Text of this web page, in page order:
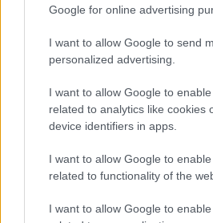
Google for online advertising
I want to allow Google to send
personalized advertising.
I want to allow Google to
related to analytics like cookies
device identifiers in apps.
I want to allow Google to
related to functionality of the
I want to allow Google to
Másfélszeresére
Flórián téri